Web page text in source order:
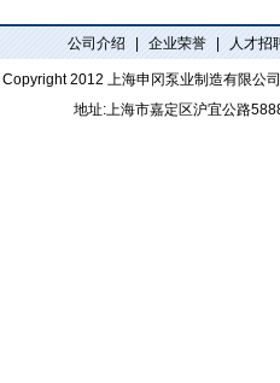
公司介绍 企业荣誉 人才招
Copyright 2012 上海申冈泵业制造有限公司
地址:上海市嘉定区沪宜公路